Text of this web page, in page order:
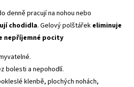
denně pracují na nohou nebo
chodidla. Gelový polštářek eliminuje
nepříjemné pocity
bolesti a nepohodlí.
klenbě, plochých nohách,